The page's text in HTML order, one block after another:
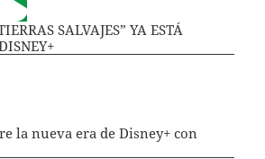
SALVAJES” YA ESTÁ
la nueva era de Disney+ con